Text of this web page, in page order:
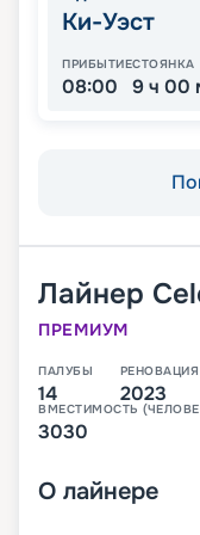
Ки-Уэст
ПРИБЫТИЕ
08:00
СТОЯНКА
9 ч 00
Лайнер
ПРЕМИУМ
ПАЛУБЫ
14
РЕНОВАЦИЯ
2023
ВМЕСТИМОСТЬ
3030
О лайнере